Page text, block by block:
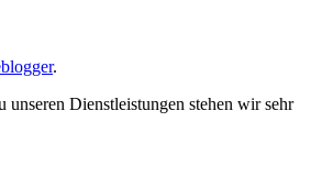
.
unseren Dienstleistungen stehen wir sehr